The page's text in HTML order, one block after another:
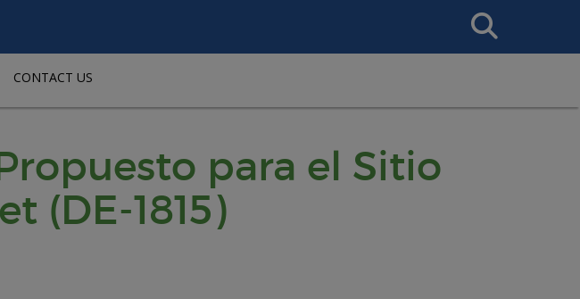
Search
This
CONTACT US
para el Sitio
(DE-1815)